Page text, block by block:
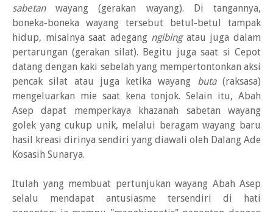
sabetanwayang (gerakan wayang). Di tangannya,
boneka-boneka wayang tersebut betul-betul tampak
hidup, misalnya saat adegang ngibingatau juga dalam
pertarungan (gerakan silat). Begitu juga saat si Cepot
datang dengan kaki sebelah yang mempertontonkan aksi
pencak silat atau juga ketika wayang buta(raksasa)
mengeluarkan mie saat kena tonjok. Selain itu, Abah
Asep dapat memperkaya khazanah sabetan wayang
golek yang cukup unik, melalui beragam wayang baru
hasil kreasi dirinya sendiri yang diawali oleh Dalang Ade
Kosasih Sunarya.
Itulah yang membuat pertunjukan wayang Abah Asep
selalu mendapat antusiasme tersendiri di hati